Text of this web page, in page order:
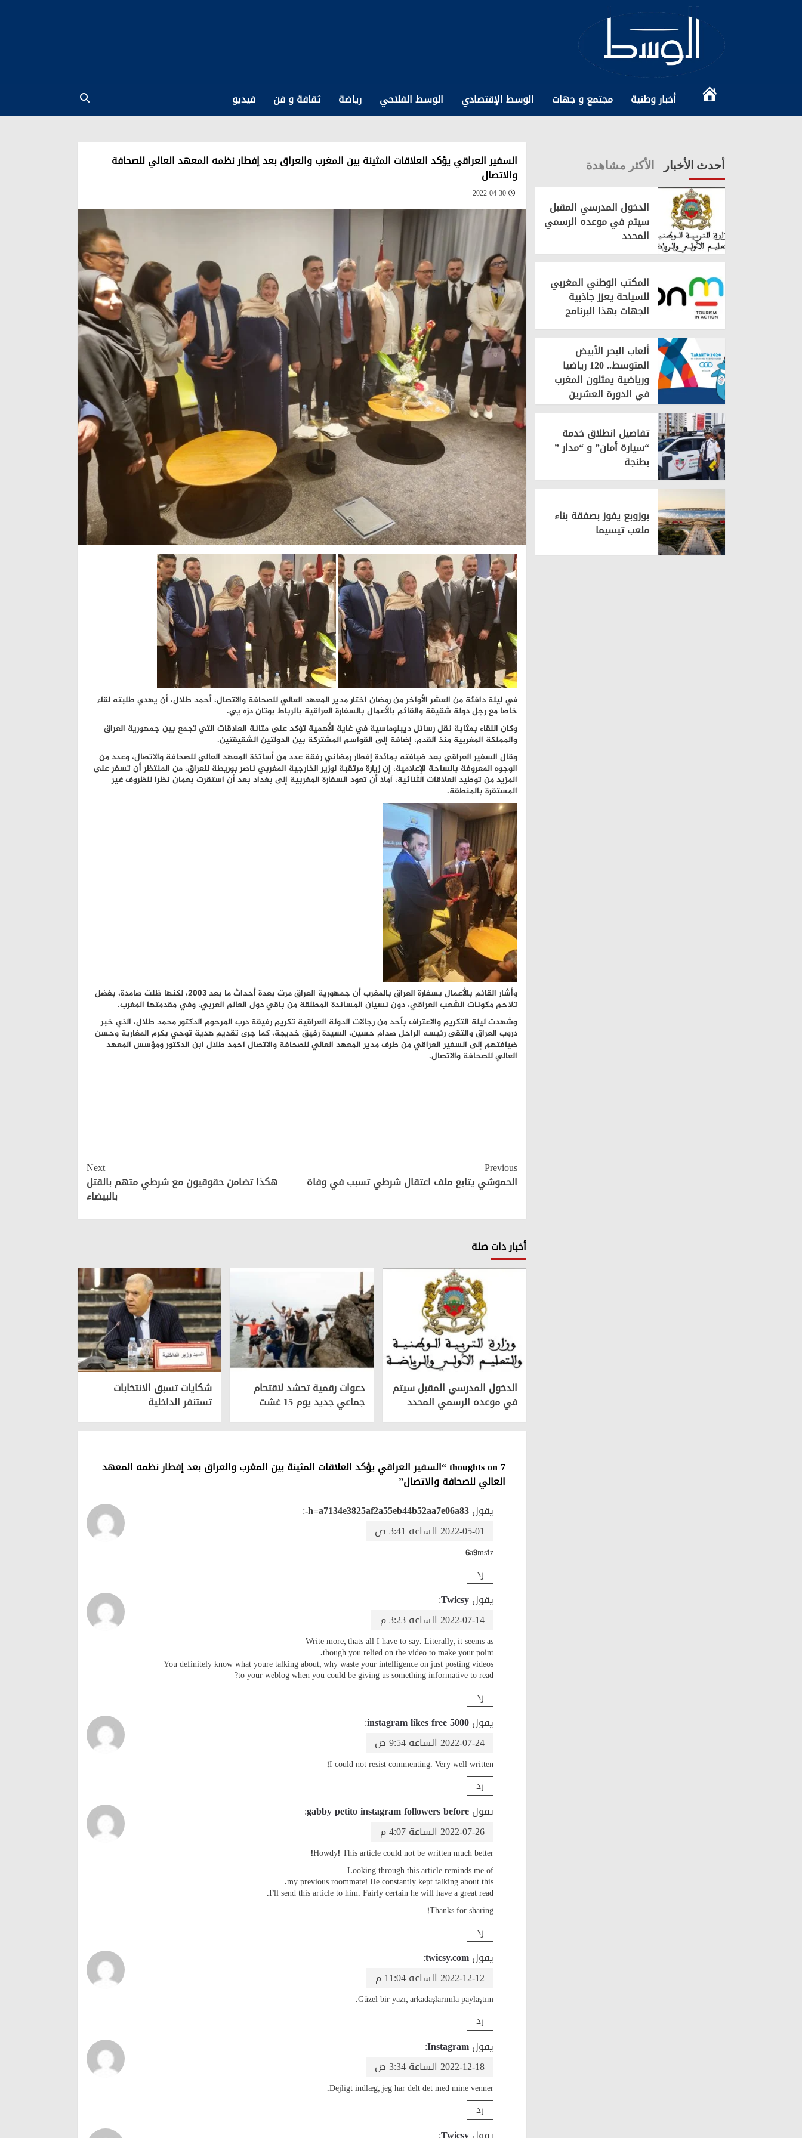
الرئيسية
أخبار وطنية مجتمع و جهات الوسط الإقتصادي الوسط الفلاحي رياضة ثقافة و فن فيديو
السفير العراقي يؤكد العلاقات المثينة بين المغرب والعراق بعد إفطار نظمه المعهد العالي للصحافة
والاتصال
2022-04-30
في ليلة دافئة من العشر الأواخر من رمضان اختار مدير المعهد العالي للصحافة والاتصال، أحمد طلال، أن يهدي طلبته لقاء
خاصا مع رجل دولة شقيقة والقائم بالأعمال بالسفارة العراقية بالرباط بوتان دزه يي.
وكان اللقاء بمثابة نقل رسائل ديبلوماسية في غاية الأهمية تؤكد على متانة العلاقات التي تجمع بين جمهورية العراق
والمملكة المغربية منذ القدم، إضافة إلى القواسم المشتركة بين الدولتين الشقيقتين.
وقال السفير العراقي بعد ضيافته بمائدة إفطار رمضاني رفقة عدد من أساتذة المعهد العالي للصحافة والاتصال، وعدد من
الوجوه المعروفة بالساحة الإعلامية، إن زيارة مرتقبة لوزير الخارجية المغربي ناصر بوريطة للعراق، من المنتظر أن تسفر على
المزيد من توطيد العلاقات الثنائية، آملا أن تعود السفارة المغربية إلى بغداد بعد أن استقرت بعمان نظرا للظروف غير
المستقرة بالمنطقة.
وأشار القائم بالأعمال بسفارة العراق بالمغرب أن جمهورية العراق مرت بعدة أحداث ما بعد 2003، لكنها ظلت صامدة، بفضل
تلاحم مكونات الشعب العراقي، دون نسيان المساندة المطلقة من باقي دول العالم العربي، وفي مقدمتها المغرب.
وشهدت ليلة التكريم والاعتراف بأحد من رجالات الدولة العراقية تكريم رفيقة درب المرحوم الدكتور محمد طلال، الذي خبر
دروب العراق والتقى رئيسه الراحل صدام حسين، السيدة رفيق خديجة، كما جرى تقديم هدية توحي بكرم المغاربة وحسن
ضيافتهم إلى السفير العراقي من طرف مدير المعهد العالي للصحافة والاتصال احمد طلال ابن الدكتور ومؤسس المعهد
العالي للصحافة والاتصال.
Continue
Reading
Previous
الحموشي يتابع ملف اعتقال شرطي تسبب في وفاة
Next
هكذا تضامن حقوقيون مع شرطي متهم بالقتل
بالبيضاء
أخبار دات صلة
الدخول المدرسي المقبل سیتم
في موعده الرسمي المحدد
دعوات رقمية تحشد لاقتحام
جماعي جديد يوم 15 غشت
شكايات تسبق الانتخابات
تستنفر الداخلية
7 thoughts on “ السفير العراقي يؤكد العلاقات المثينة بين المغرب والعراق بعد إفطار نظمه المعهد
العالي للصحافة والاتصال”
يقول h=a7134e3825af2a55eb44b52aa7e06a83-
:
2022-05-01 الساعة 3:41 ص
6a9ms1z
رد
يقول Twicsy
:
2022-07-14 الساعة 3:23 م
Write more, thats all I have to say. Literally, it seems as
though you relied on the video to make your point.
You definitely know what youre talking about, why waste your intelligence on just posting videos
to your weblog when you could be giving us something informative to read?
رد
يقول 5000 instagram likes free
:
2022-07-24 الساعة 9:54 ص
I could not resist commenting. Very well written!
رد
يقول gabby petito instagram followers before
:
2022-07-26 الساعة 4:07 م
Howdy! This article could not be written much better!
Looking through this article reminds me of
my previous roommate! He constantly kept talking about this.
I’ll send this article to him. Fairly certain he will have a great read.
Thanks for sharing!
رد
يقول twicsy.com
:
2022-12-12 الساعة 11:04 م
Güzel bir yazı, arkadaşlarımla paylaştım.
رد
يقول Instagram
:
2022-12-18 الساعة 3:34 ص
Dejligt indlæg, jeg har delt det med mine venner.
رد
أحدث الأخبار الأكثر مشاهدة
الدخول المدرسي المقبل
سیتم في موعده الرسمي
المحدد
المكتب الوطني المغربي
للسياحة يعزز جاذبية
الجهات بهذا البرنامج
ألعاب البحر الأبيض
المتوسط.. 120 رياضيا
ورياضية يمثلون المغرب
في الدورة العشرين
تفاصيل انطلاق خدمة
“سيارة أمان” و “مدار ”
بطنجة
بوزوبع يفوز بصفقة بناء
ملعب تيسيما